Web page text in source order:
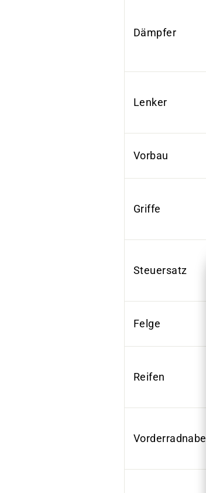
Dämpfer
Lenker
Vorbau
Griffe
Steuersatz
Felge
Reifen
Vorderradnabe